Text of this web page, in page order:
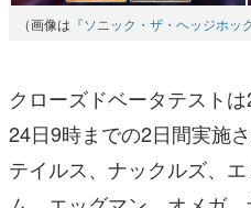
（画像は 『ソニック・ザ・ヘッジホッ
クローズドベータテスト
24日9時までの2日間実施
テイルス、ナックルズ、